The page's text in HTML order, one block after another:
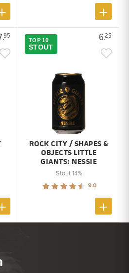
95 6.25
TOP 10
STOUT
ROCK CITY / SHAPES &
OBJECTS LITTLE
GIANTS: NESSIE
Stout 14%
9.0